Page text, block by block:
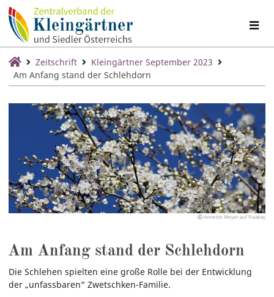
Zeitschrift
Kleingärtner September 2023
Am Anfang stand der Schlehdorn
Annette Meyer auf Pixabay
Am Anfang stand der Schlehdorn
Die Schlehen spielten eine große Rolle bei der Entwicklung
der „unfassbaren“ Zwetschken-Familie.